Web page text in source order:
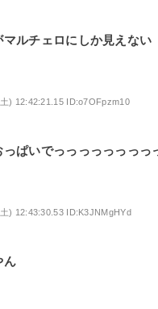
マルチェロにしか見えない
) 12:42:21.15 ID:o7OFpzm10
っぱいでっっっっっっっっ
) 12:43:30.53 ID:K3JNMgHYd
ん